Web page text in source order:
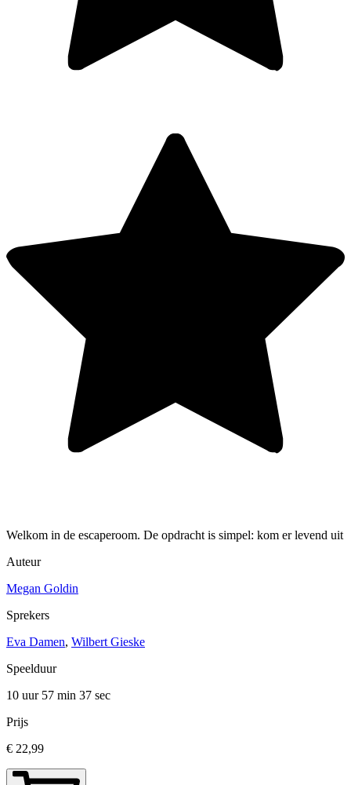
Welkom in de escaperoom. De opdracht is simpel: kom er levend uit
Auteur
Megan Goldin
Sprekers
Eva Damen, Wilbert Gieske
Speelduur
10 uur 57 min 37 sec
Prijs
€ 22,99